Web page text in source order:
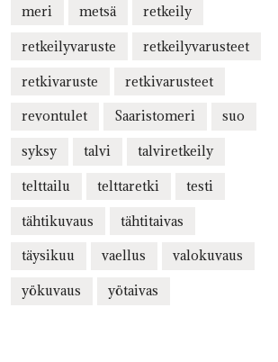
meri metsä retkeily
retkeilyvaruste retkeilyvarusteet
retkivaruste retkivarusteet
revontulet Saaristomeri suo
syksy talvi talviretkeily
telttailu telttaretki testi
tähtikuvaus tähtitaivas
täysikuu vaellus valokuvaus
yökuvaus yötaivas